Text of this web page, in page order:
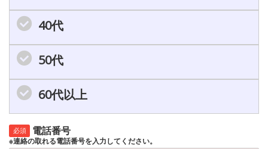
40代
50代
60代以上
必須 電話番号
※連絡の取れる電話番号を入力してください。